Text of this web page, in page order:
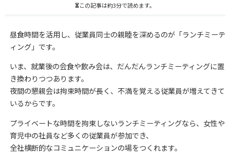
この記事は約3分で読めます。
昼食時間を活用し、従業員同士の親睦を深めるのが「ランチミーテ
ィング」です。
いま、就業後の会食や飲み会は、だんだんランチミーティングに置
き換わりつつあります。
夜間の懇親会は拘束時間が長く、不満を覚える従業員が増えてきて
いるからです。
プライベートな時間を拘束しないランチミーティングなら、女性や
育児中の社員など多くの従業員が参加でき、
全社横断的なコミュニケーションの場をつくれます。